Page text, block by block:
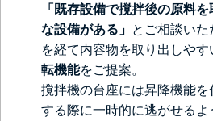
「既存設備で撹拌後の原料
な設備がある」 とご相談い
を経て内容物を取り出しやす
転機能をご提案。
撹拌機の台座には昇降機能
する際に一時的に逃がせるよ